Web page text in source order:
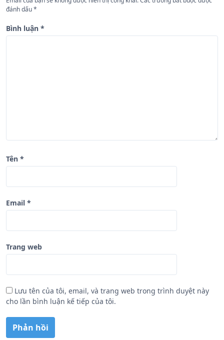
g
b
đánh dấu*
Bình luận *
Tên *
Email *
Trang web
Lưu tên của tôi, email, và trang web trong trình duyệt này
cho lần bình luận kế tiếp của tôi.